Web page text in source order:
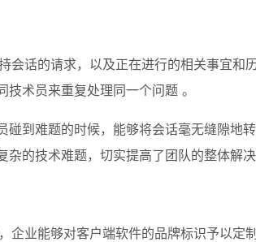
话的请求，以及正在进行的相关事宜
术员来重复处理同一个问题 。
到难题的时候，能够将会话毫无缝隙地
的技术难题，切实提高了团队的整体解决
业能够对客户端软件的品牌标识予以